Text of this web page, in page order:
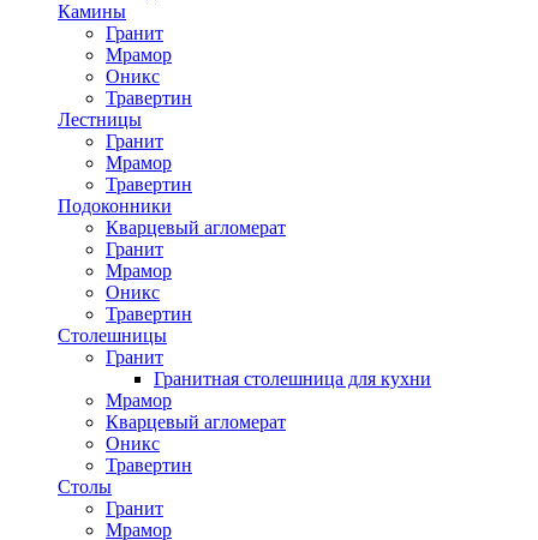
Камины
Гранит
Мрамор
Оникс
Травертин
Лестницы
Гранит
Мрамор
Травертин
Подоконники
Кварцевый агломерат
Гранит
Мрамор
Оникс
Травертин
Столешницы
Гранит
Гранитная столешница для кухни
Мрамор
Кварцевый агломерат
Оникс
Травертин
Столы
Гранит
Мрамор